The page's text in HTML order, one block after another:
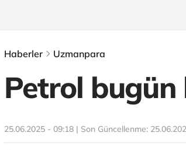
Haberler Uzmanpara
Petrol bugün
25.06.2025 - 09:18 | Son Güncellenme: